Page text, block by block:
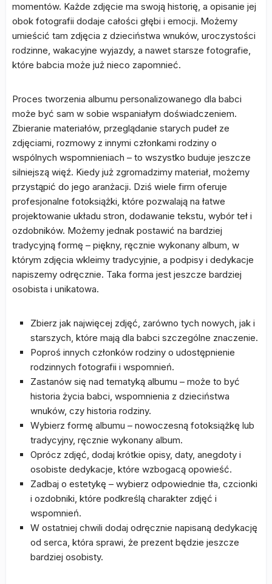
momentów. Każde zdjęcie ma swoją historię, a opisanie jej
obok fotografii dodaje całości głębi i emocji. Możemy
umieścić tam zdjęcia z dzieciństwa wnuków, uroczystości
rodzinne, wakacyjne wyjazdy, a nawet starsze fotografie,
które babcia może już nieco zapomnieć.
Proces tworzenia albumu personalizowanego dla babci
może być sam w sobie wspaniałym doświadczeniem.
Zbieranie materiałów, przeglądanie starych pudeł ze
zdjęciami, rozmowy z innymi członkami rodziny o
wspólnych wspomnieniach – to wszystko buduje jeszcze
silniejszą więź. Kiedy już zgromadzimy materiał, możemy
przystąpić do jego aranżacji. Dziś wiele firm oferuje
profesjonalne fotoksiążki, które pozwalają na łatwe
projektowanie układu stron, dodawanie tekstu, wybór teł i
ozdobników. Możemy jednak postawić na bardziej
tradycyjną formę – piękny, ręcznie wykonany album, w
którym zdjęcia wkleimy tradycyjnie, a podpisy i dedykacje
napiszemy odręcznie. Taka forma jest jeszcze bardziej
osobista i unikatowa.
Zbierz jak najwięcej zdjęć, zarówno tych nowych, jak i
starszych, które mają dla babci szczególne znaczenie.
Poproś innych członków rodziny o udostępnienie
rodzinnych fotografii i wspomnień.
Zastanów się nad tematyką albumu – może to być
historia życia babci, wspomnienia z dzieciństwa
wnuków, czy historia rodziny.
Wybierz formę albumu – nowoczesną fotoksiążkę lub
tradycyjny, ręcznie wykonany album.
Oprócz zdjęć, dodaj krótkie opisy, daty, anegdoty i
osobiste dedykacje, które wzbogacą opowieść.
Zadbaj o estetykę – wybierz odpowiednie tła, czcionki
i ozdobniki, które podkreślą charakter zdjęć i
wspomnień.
W ostatniej chwili dodaj odręcznie napisaną dedykację
od serca, która sprawi, że prezent będzie jeszcze
bardziej osobisty.